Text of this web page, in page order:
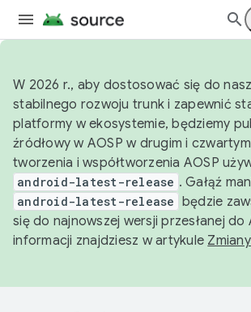
W 2026 r., aby dostosować się do
stabilnego rozwoju trunk i zapewnić
platformy w ekosystemie, będziemy
źródłowy w AOSP w drugim i
tworzenia i współtworzenia AOSP
android-latest-release . Gałąź
android-latest-release będzie
się do najnowszej wersji przesłanej do
informacji znajdziesz w artykule